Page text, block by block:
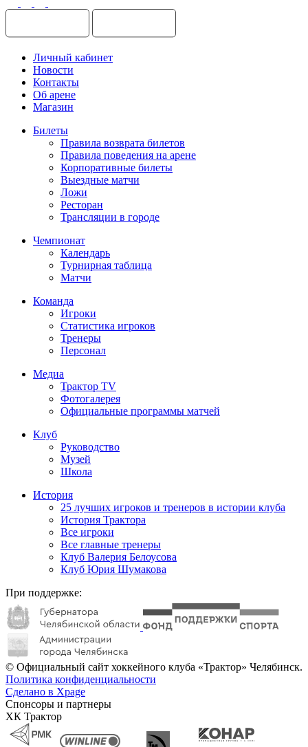
Личный кабинет
Новости
Контакты
Об арене
Магазин
Билеты
Правила возврата билетов
Правила поведения на арене
Корпоративные билеты
Выездные матчи
Ложи
Ресторан
Трансляции в городе
Чемпионат
Календарь
Турнирная таблица
Матчи
Команда
Игроки
Статистика игроков
Тренеры
Персонал
Медиа
Трактор TV
Фотогалерея
Официальные программы матчей
Клуб
Руководство
Музей
Школа
История
25 лучших игроков и тренеров в истории клуба
История Трактора
Все игроки
Все главные тренеры
Клуб Валерия Белоусова
Клуб Юрия Шумакова
При поддержке:
© Официальный сайт хоккейного клуба «Трактор» Челябинск.
Политика конфиденциальности
Сделано в Xpage
Спонсоры и партнеры
ХК Трактор